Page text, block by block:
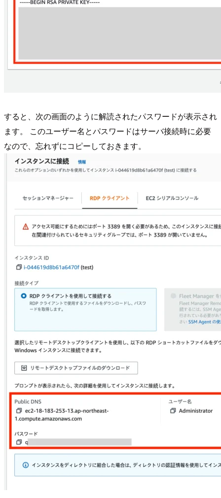
すると、次の画面のように解読されたパスワードが表示され
ます。 このユーザー名とパスワードはサーバ接続時に必要
なので、忘れずにコピーしておきます。